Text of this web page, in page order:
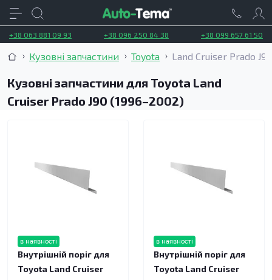
+38 063 881 09 93 +38 096 250 84 38 +38 099 657 61 50
Кузовні запчастини Toyota Land Cruiser Prado
Кузовні запчастини для Toyota Land
Cruiser Prado J90 (1996–2002)
в наявності
Внутрішній поріг для
Toyota Land Cruiser
в наявності
Внутрішній поріг для
Toyota Land Cruiser